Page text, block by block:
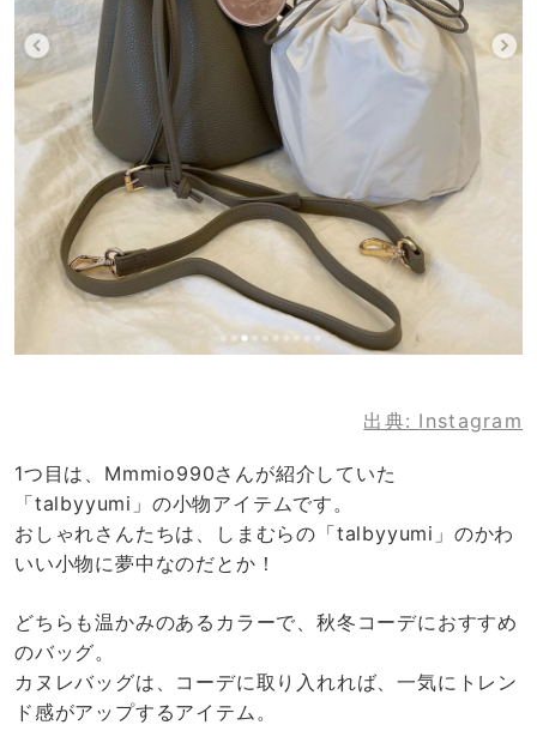
出典: Instagram
1つ目は、Mmmio990さんが紹介していた
「talbyyumi」の小物アイテムです。
おしゃれさんたちは、しまむらの「talbyyumi」のかわ
いい小物に夢中なのだとか！
どちらも温かみのあるカラーで、秋冬コーデにおすすめ
のバッグ。
カヌレバッグは、コーデに取り入れれば、一気にトレン
ド感がアップするアイテム。